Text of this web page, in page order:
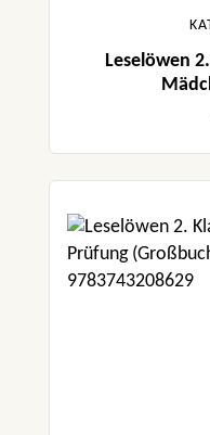
Leselöwen